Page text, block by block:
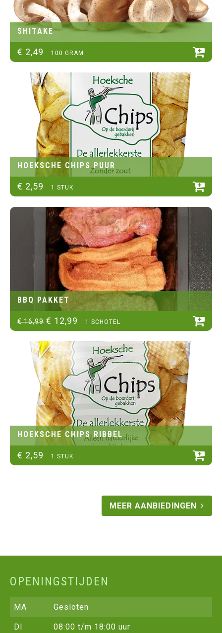
SHITAKE
€ 2,49 100 GRAM
HOEKSCHE CHIPS PUUR
€ 2,59 1 STUK
BBQ PAKKET
€16,99 € 12,99 1 SCHOTEL
HOEKSCHE CHIPS RIBBEL
€ 2,59 1 STUK
MEER AANBIEDINGEN
OPENINGSTIJDEN
MA Gesloten
DI 08:00 t/m 18:00 uur